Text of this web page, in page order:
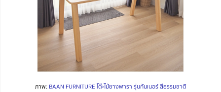
ภาพ: BAAN FURNITURE โต๊ะไม้ยางพารา รุ่นกันเนอร์ สีธรรมชาติ